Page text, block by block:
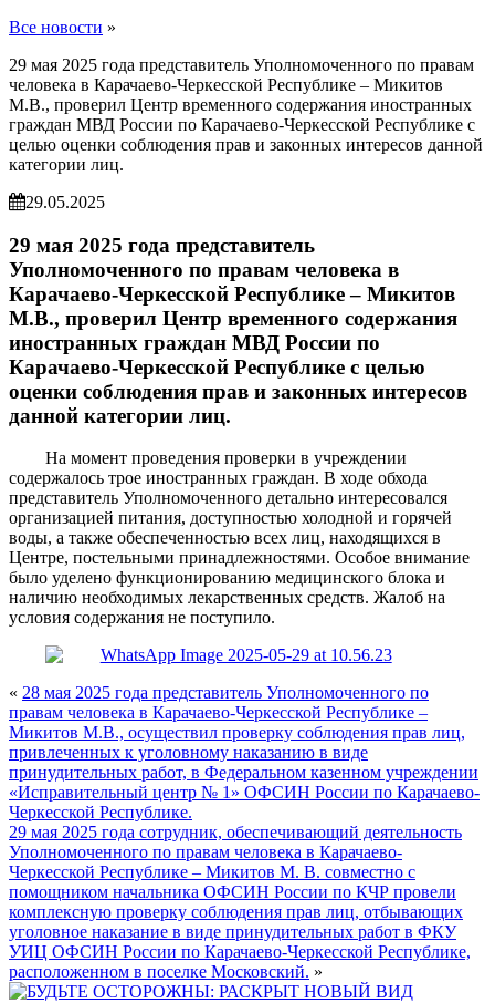
Все новости »
29 мая 2025 года представитель Уполномоченного по правам
человека в Карачаево-Черкесской Республике – Микитов
М.В., проверил Центр временного содержания иностранных
граждан МВД России по Карачаево-Черкесской Республике с
целью оценки соблюдения прав и законных интересов данной
категории лиц.
29.05.2025
29 мая 2025 года представитель
Уполномоченного по правам человека в
Карачаево-Черкесской Республике – Микитов
М.В., проверил Центр временного содержания
иностранных граждан МВД России по
Карачаево-Черкесской Республике с целью
оценки соблюдения прав и законных интересов
данной категории лиц.
На момент проведения проверки в учреждении
содержалось трое иностранных граждан. В ходе обхода
представитель Уполномоченного детально интересовался
организацией питания, доступностью холодной и горячей
воды, а также обеспеченностью всех лиц, находящихся в
Центре, постельными принадлежностями. Особое внимание
было уделено функционированию медицинского блока и
наличию необходимых лекарственных средств. Жалоб на
условия содержания не поступило.
« 28 мая 2025 года представитель Уполномоченного по
правам человека в Карачаево-Черкесской Республике –
Микитов М.В., осуществил проверку соблюдения прав лиц,
привлеченных к уголовному наказанию в виде
принудительных работ, в Федеральном казенном учреждении
«Исправительный центр № 1» ОФСИН России по Карачаево-
Черкесской Республике.
29 мая 2025 года сотрудник, обеспечивающий деятельность
Уполномоченного по правам человека в Карачаево-
Черкесской Республике – Микитов М. В. совместно с
помощником начальника ОФСИН России по КЧР провели
комплексную проверку соблюдения прав лиц, отбывающих
уголовное наказание в виде принудительных работ в ФКУ
УИЦ ОФСИН России по Карачаево-Черкесской Республике,
расположенном в поселке Московский. »